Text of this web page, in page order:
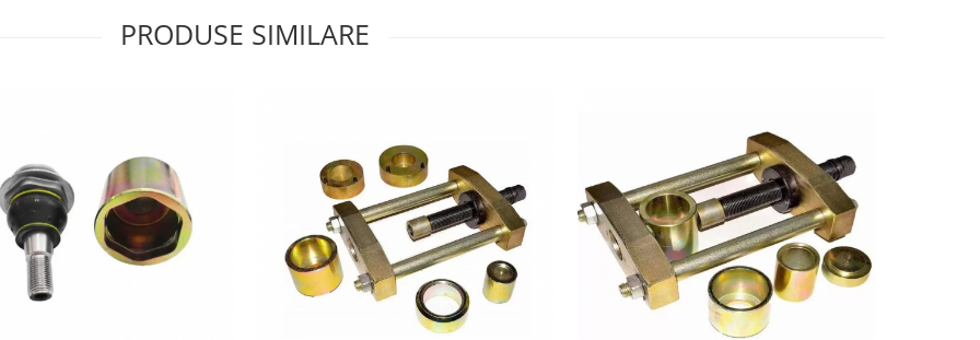
PRODUSE SIMILARE